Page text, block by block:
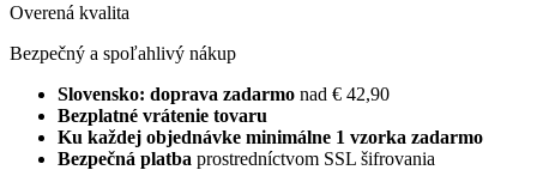
Overená kvalita
Bezpečný a spoľahlivý nákup
Slovensko: doprava zadarmo nad € 42,90
Bezplatné vrátenie tovaru
Ku každej objednávke minimálne 1 vzorka zadarmo
Bezpečná platba prostredníctvom SSL šifrovania